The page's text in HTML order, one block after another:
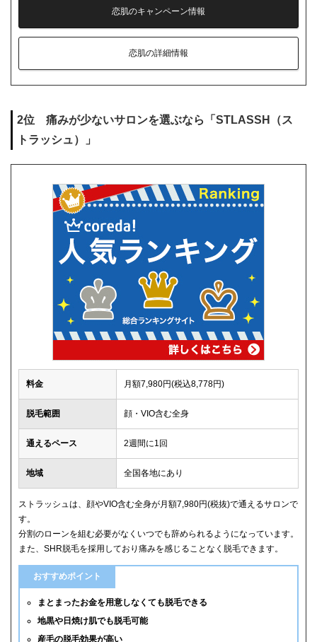
恋肌のキャンペーン情報
恋肌の詳細情報
2位 痛みが少ないサロンを選ぶなら「STLASSH（ス
トラッシュ）」
料金 月額7,980円(税込8,778円)
脱毛範囲 顔・VIO含む全身
通えるペース 2週間に1回
地域 全国各地にあり
ストラッシュは、顔やVIO含む全身が月額7,980円(税抜)で通えるサロンで
す。
分割のローンを組む必要がなくいつでも辞められるようになっています。
また、SHR脱毛を採用しており痛みを感じることなく脱毛できます。
おすすめポイント
まとまったお金を用意しなくても脱毛できる
地黒や日焼け肌でも脱毛可能
産毛の脱毛効果が高い